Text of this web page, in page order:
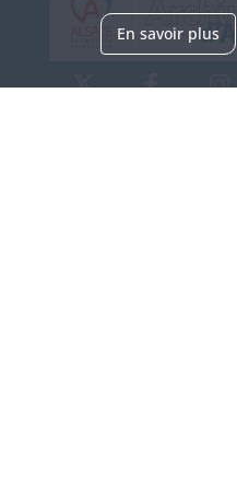
En savoir plus